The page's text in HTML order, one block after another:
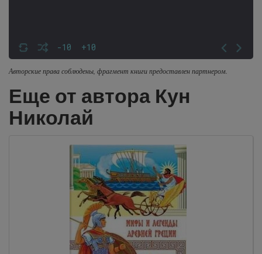
-10 +10
Авторские права соблюдены, фрагмент книги предоставлен партнером.
Еще от автора Кун
Николай